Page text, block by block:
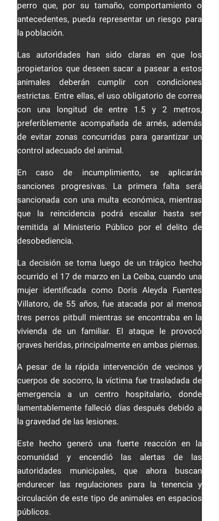
perro que, por su tamaño, comportamiento o
antecedentes, pueda representar un riesgo para
la población.
Las autoridades han sido claras en que los
propietarios que deseen sacar a pasear a estos
animales deberán cumplir con condiciones
estrictas. Entre ellas, el uso obligatorio de correa
con una longitud de entre 1.5 y 2 metros,
preferiblemente acompañada de arnés, además
de evitar zonas concurridas para garantizar un
control adecuado del animal.
En caso de incumplimiento, se aplicarán
sanciones progresivas. La primera falta será
sancionada con una multa económica, mientras
que la reincidencia podrá escalar hasta ser
remitida al Ministerio Público por el delito de
desobediencia.
La decisión se toma luego de un trágico hecho
ocurrido el 17 de marzo en La Ceiba, cuando una
mujer identificada como Doris Aleyda Fuentes
Villatoro, de 55 años, fue atacada por al menos
tres perros pitbull mientras se encontraba en la
vivienda de un familiar. El ataque le provocó
graves heridas, principalmente en ambas piernas.
A pesar de la rápida intervención de vecinos y
cuerpos de socorro, la víctima fue trasladada de
emergencia a un centro hospitalario, donde
lamentablemente falleció días después debido a
la gravedad de las lesiones.
Este hecho generó una fuerte reacción en la
comunidad y encendió las alertas de las
autoridades municipales, que ahora buscan
endurecer las regulaciones para la tenencia y
circulación de este tipo de animales en espacios
públicos.